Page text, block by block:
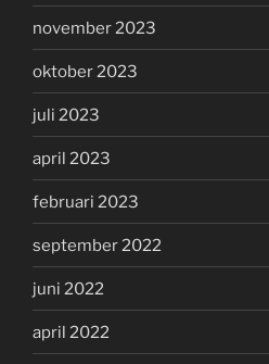
november 2023
oktober 2023
juli 2023
april 2023
februari 2023
september 2022
juni 2022
april 2022